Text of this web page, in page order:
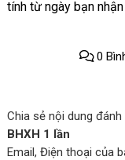
tính từ ngày bạn
0
Chia sẻ nội dung
BHXH 1 lần
Email, Điện thoại của